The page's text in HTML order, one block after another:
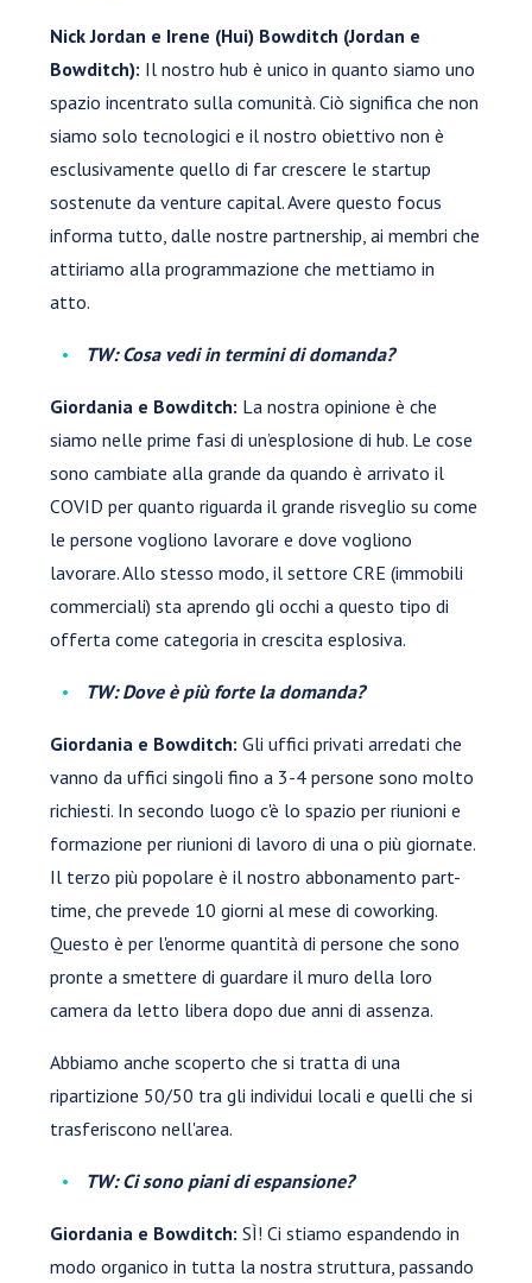
Nick Jordan e Irene (Hui) Bowditch (Jordan e
Bowditch): Il nostro hub è unico in quanto siamo uno
spazio incentrato sulla comunità. Ciò significa che non
siamo solo tecnologici e il nostro obiettivo non è
esclusivamente quello di far crescere le startup
sostenute da venture capital. Avere questo focus
informa tutto, dalle nostre partnership, ai membri che
attiriamo alla programmazione che mettiamo in
atto.
TW: Cosa vedi in termini di domanda?
Giordania e Bowditch: La nostra opinione è che
siamo nelle prime fasi di un’esplosione di hub. Le cose
sono cambiate alla grande da quando è arrivato il
COVID per quanto riguarda il grande risveglio su come
le persone vogliono lavorare e dove vogliono
lavorare. Allo stesso modo, il settore CRE (immobili
commerciali) sta aprendo gli occhi a questo tipo di
offerta come categoria in crescita esplosiva.
TW: Dove è più forte la domanda?
Giordania e Bowditch:Gli uffici privati arredati che
vanno da uffici singoli fino a 3-4 persone sono molto
richiesti. In secondo luogo c'è lo spazio per riunioni e
formazione per riunioni di lavoro di una o più giornate.
Il terzo più popolare è il nostro abbonamento part-
time, che prevede 10 giorni al mese di coworking.
Questo è per l'enorme quantità di persone che sono
pronte a smettere di guardare il muro della loro
camera da letto libera dopo due anni di assenza.
Abbiamo anche scoperto che si tratta di una
ripartizione 50/50 tra gli individui locali e quelli che si
trasferiscono nell'area.
TW: Ci sono piani di espansione?
Giordania e Bowditch:SÌ! Ci stiamo espandendo in
modo organico in tutta la nostra struttura, passando